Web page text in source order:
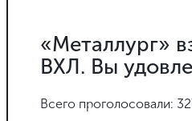
«Металлург»
ВХЛ. Вы
Всего проголосовали: